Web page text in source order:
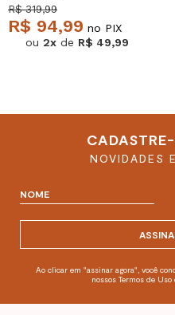
R$ 319,99
R$ 94,99 no PIX
ou 2x de R$ 49,99
NOVIDADES
Ao clicar em "assinar agora", você
nossos Termos de